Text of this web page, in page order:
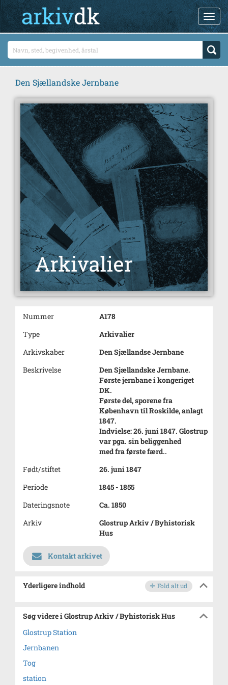
Den Sjællandske Jernbane
Nummer
A178
Type
Arkivalier
Arkivskaber
Den Sjællandse Jernbane
Beskrivelse
Den Sjællandske Jernbane.
Første jernbane i kongeriget
DK.
Første del, sporene fra
København til Roskilde, anlagt
1847.
Indvielse: 26. juni 1847. Glostrup
var pga. sin beliggenhed
med fra første færd..
Født/stiftet
26. juni 1847
Periode
1845 - 1855
Dateringsnote
Ca. 1850
Arkiv
Glostrup Arkiv / Byhistorisk
Hus
Kontakt arkivet
Yderligere indhold Fold alt ud
Søg videre i Glostrup Arkiv / Byhistorisk Hus
Glostrup Station
Jernbanen
Tog
station